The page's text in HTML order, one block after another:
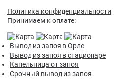
Политика конфиденциальности
Принимаем к оплате:
Вывод из запоя в Орле
Вывод из запоя в стационаре
Капельница от запоя
Срочный вывод из запоя